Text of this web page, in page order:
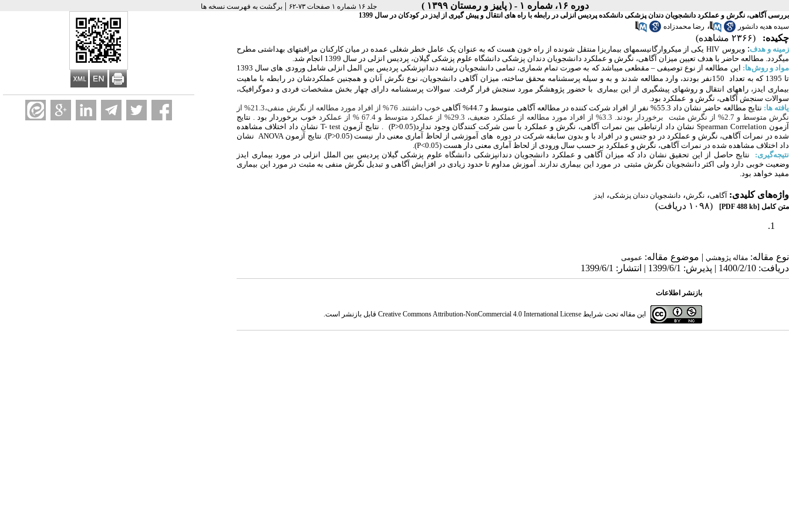
دوره ۱۶، شماره ۱ - ( پاییز و رمستان ۱۳۹۹ ) جلد ۱۶ شماره ۱ صفحات ۷۳-۶۲ |برگشت به فهرست نسخه ها
بررسی آگاهی، نگرش و عملکرد دانشجویان دندان پزشکی دانشکده پردیس انزلی در رابطه با راه های انتقال و پیش گیری از ایدز در کودکان در سال 1399
سیده هدیه دانشور
، رضا محمدزاده
چکیده: (۲۳۶۶ مشاهده)
زمینه و هدف:ویروس­ HIV یکی از میکروارگانیسم­های بیماری­زا منتقل شونده از راه خون هست که به عنوان یک عامل خطر شغلی عمده در میان کارکنان مراقبت­های بهداشتی مطرح
می­گردد. مطالعه حاضر با هدف تعیین میزان آگاهی، نگرش و عملکرد دانشجویان دندان پزشکی دانشگاه علوم پزشکیگیلان، پردیس انزلی در سال 1399 انجام شد.
مواد و روش‌ها:
این مطالعه از نوع توصیفی – مقطعی میباشد که به صورت تمام شماری، تمامی دانشجویان رشته دندانپزشکی پردیس بین المل انزلی شامل ورودی های سال 1393
تا 1395 که به تعداد 150نفر بودند، وارد مطالعه شدند
و به و سیله پرسشنامه محقق ساخته، میزان آگاهی دانشجویان، نوع نگرش آنان و همچنین عملکردشان در رابطه با ماهیت
بیماری ایدز، راههای انتقال و روشهای پیشگیری از این بیماری با حضور پژوهشگر مورد سنجش قرار گرفت. سوالات پرسشنامه دارای چهار بخش مشخصات فردی و دموگرافیک،
سوالات سنجش آگاهی، نگرش و عملکرد بود.
یافته ها: نتایج مطالعه حاضر نشان داد 55.3% نفر از افراد شرکت کننده در مطالعه آگاهی متوسط و 44.7% آگاهی خوب داشتند. 76% از افراد مورد مطالعه از نگرش منفی ،
21.3% از
نگرش متوسط و 2.7% از نگرش مثبت برخوردار بودند. 3.3% از افراد مورد مطالعه از عملکرد ضعیف، 29.3% از عملکرد متوسط و 67.4 % از عملکرد
خوب برخوردار بود. نتایج
آزمون Spearman Correlation نشان داد ارتباطی بین نمرات آگاهی، نگرش و عملکرد با سن شرکت کنندگان وجود ندارد(P>0.05)
. نتایج آزمون T- testنشان داد اختلاف مشاهده
شده در نمرات آگاهی، نگرش و عملکرد در دو جنس و در افراد با و بدون سابقه شرکت در دوره های آموزشی از لحاظ آماری معنی دار نیست.(P>0.05) نتایج آزمونANOVA نشان
داد اختلاف مشاهده شده در نمرات آگاهی، نگرش و عملکرد بر حسب سال ورودی از لحاظ آماری معنی دار هست .(P<0.05)
نتیجه‌گیری: نتایج حاصل از این تحقیق نشان داد که میزان آگاهی و عملکرد دانشجویان دندانپزشکی دانشگاه علوم پزشکی گیلان پردیس بین الملل انزلی در مورد بیماری ایدز
وضعیت خوبی دارد ولی اکثر دانشجویان نگرش مثبتی در مورد این بیماری ندارند. آموزش مداوم تا حدود زیادی در افزایش آگاهی و تبدیل نگرش منفی به مثبت در مورد این بیماری
مفید خواهد بود.
واژه‌های کلیدی: آگاهی، نگرش، دانشجویان دندان پزشکی، ایدز
متن کامل [PDF 488 kb] (۱۰۹۸ دریافت)
نوع مقاله: مقاله پژوهشي | موضوع مقاله: عمومى
دریافت: 1400/2/10 | پذیرش: 1399/6/1 | انتشار: 1399/6/1
بازنشر اطلاعات
این مقاله تحت شرایط Creative Commons Attribution-NonCommercial 4.0 International Licenseقابل بازنشر است.